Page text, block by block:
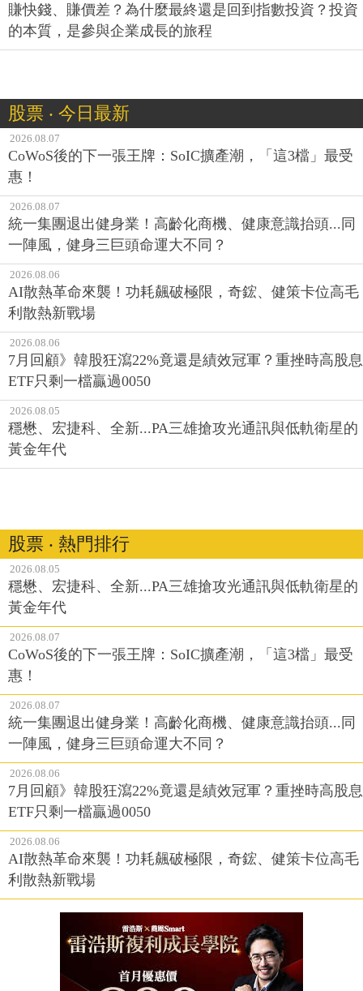
賺快錢、賺價差？為什麼最終還是回到指數投資？投資
的本質，是參與企業成長的旅程
股票 ‧ 今日最新
2026.08.07
CoWoS後的下一張王牌：SoIC擴產潮，「這3檔」最受
惠！
2026.08.07
統一集團退出健身業！高齡化商機、健康意識抬頭...同
一陣風，健身三巨頭命運大不同？
2026.08.06
AI散熱革命來襲！功耗飆破極限，奇鋐、健策卡位高毛
利散熱新戰場
2026.08.06
7月回顧》韓股狂瀉22%竟還是績效冠軍？重挫時高股息
ETF只剩一檔贏過0050
2026.08.05
穩懋、宏捷科、全新...PA三雄搶攻光通訊與低軌衛星的
黃金年代
股票 ‧ 熱門排行
2026.08.05
穩懋、宏捷科、全新...PA三雄搶攻光通訊與低軌衛星的
黃金年代
2026.08.07
CoWoS後的下一張王牌：SoIC擴產潮，「這3檔」最受
惠！
2026.08.07
統一集團退出健身業！高齡化商機、健康意識抬頭...同
一陣風，健身三巨頭命運大不同？
2026.08.06
7月回顧》韓股狂瀉22%竟還是績效冠軍？重挫時高股息
ETF只剩一檔贏過0050
2026.08.06
AI散熱革命來襲！功耗飆破極限，奇鋐、健策卡位高毛
利散熱新戰場